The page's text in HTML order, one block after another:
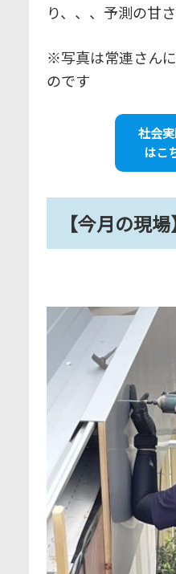
り、、、予測の甘
※写真は常連さん
のです
社会
は
【今月の現